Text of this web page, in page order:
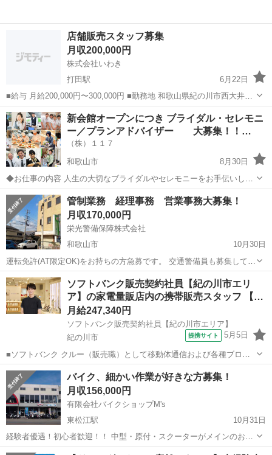
店舗販売スタッフ募集
月収200,000円
株式会社いわき
打田駅
6月22日
■給与 月給200,000円〜300,000円 ■勤務地 和歌山県紀の川市西大井67
■雇用形態 正社員（最初の6カ月は契約社員） ※契約社員期間も給与
は同じです。 ■勤務時間 （月曜～金...
和歌山 紀の川市 打田駅 業務
新会館オープンにつき ブライダル・セレモニ
ー／プランアドバイザー 大募集！！…
（株）１１７
和歌山市
8月30日
◆お仕事の内容 人生の大切なブライダルやセレモニーをお手伝いし、
「ありがとう」と言って頂けるお仕事です。 経済的にお得にご利用い
ただける１１７システムのご紹介やご提案をして頂きます。 当社結婚
式場や葬祭会館をお客様に紹...
和歌山 和歌山市 その他
管制業務 経理事務 営業事務大募集！
月収170,000円
栄光警備保障株式会社
和歌山市
10月30日
運転免許(AT限定OK)をお持ちの方急募です。 交通警備員も募集してお
ります。 ご連絡ください。
和歌山 和歌山市 その他
ソフトバンク販売契約社員【紀の川市エリ
ア】の家電量販店内の携帯販売スタッフ 【…
月給247,340円
ソフトバンク販売契約社員【紀の川市エリア】
紀の川市
提携サイト 5月5日
■ソフトバンク クルー（販売職）として移動体通信および各種ブロー
ドバンドサービスの提案・販売をお任せします。 【具体的な業務内
容】 ・スマートフォンなどの販売 ・新規加入やプラン変更の事務手続
き ・その他、各種商品・サービ...
和歌山 紀の川市 その他
バイク、細かい作業が好きな方募集！
月収156,000円
有限会社バイクショップM's
東松江駅
10月31日
経験者優遇！初心者歓迎！！ 中型・原付・スクーターがメインのお店
です。 最初は簡単な作業からのスタートなので、初心者でも安心して
和歌山 和歌山市 東松江駅 その他